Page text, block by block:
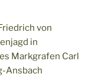
von
in
Markgrafen Carl
Ansbach